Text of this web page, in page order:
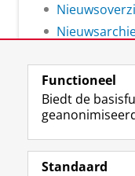
Volg de
Functioneel
Biedt de
Standaard